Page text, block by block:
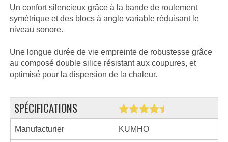
Un confort silencieux grâce à la bande de roulement
symétrique et des blocs à angle variable réduisant le
niveau sonore.
Une longue durée de vie empreinte de robustesse grâce
au composé double silice résistant aux coupures, et
optimisé pour la dispersion de la chaleur.
SPÉCIFICATIONS
Manufacturier KUMHO